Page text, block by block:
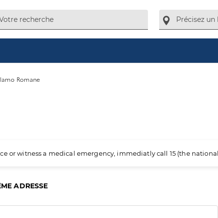
Romane
or witness a medical emergency, immediatly call 15 (the
ADRESSE